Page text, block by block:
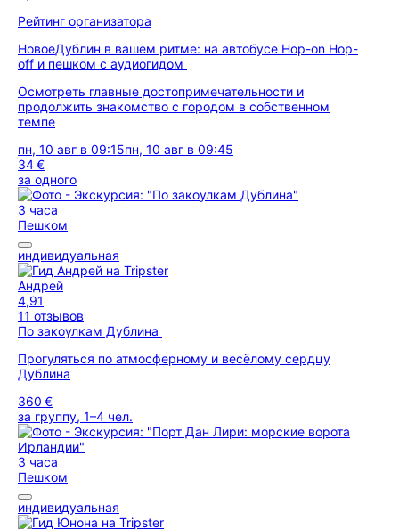
Рейтинг организатора
НовоеДублин в вашем ритме: на автобусе Hop-on Hop-
off и пешком с аудиогидом
Осмотреть главные достопримечательности и
продолжить знакомство с городом в собственном
темпе
пн, 10 авг в 09:15пн, 10 авг в 09:45
34 €
за одного
3 часа
Пешком
индивидуальная
Андрей
4,91
11 отзывов
По закоулкам Дублина
Прогуляться по атмосферному и весёлому сердцу
Дублина
360 €
за группу, 1–4 чел.
3 часа
Пешком
индивидуальная